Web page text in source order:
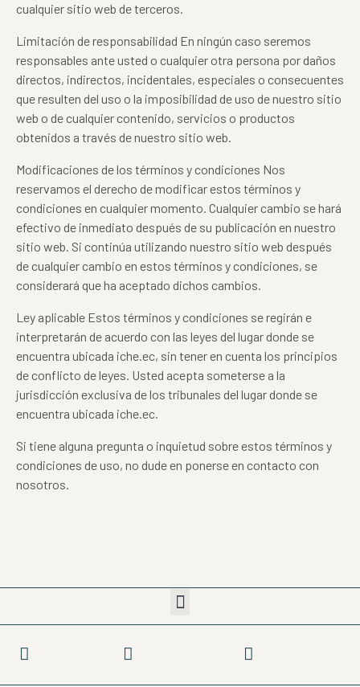
cualquier sitio web de terceros.
Limitación de responsabilidad En ningún caso seremos
responsables ante usted o cualquier otra persona por daños
directos, indirectos, incidentales, especiales o consecuentes
que resulten del uso o la imposibilidad de uso de nuestro sitio
web o de cualquier contenido, servicios o productos
obtenidos a través de nuestro sitio web.
Modificaciones de los términos y condiciones Nos
reservamos el derecho de modificar estos términos y
condiciones en cualquier momento. Cualquier cambio se hará
efectivo de inmediato después de su publicación en nuestro
sitio web. Si continúa utilizando nuestro sitio web después
de cualquier cambio en estos términos y condiciones, se
considerará que ha aceptado dichos cambios.
Ley aplicable Estos términos y condiciones se regirán e
interpretarán de acuerdo con las leyes del lugar donde se
encuentra ubicada iche.ec, sin tener en cuenta los principios
de conflicto de leyes. Usted acepta someterse a la
jurisdicción exclusiva de los tribunales del lugar donde se
encuentra ubicada iche.ec.
Si tiene alguna pregunta o inquietud sobre estos términos y
condiciones de uso, no dude en ponerse en contacto con
nosotros.